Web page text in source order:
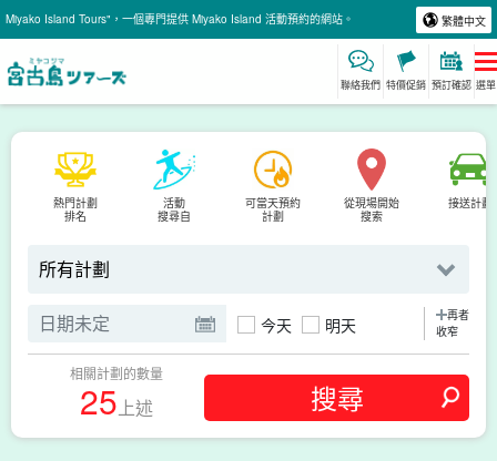
Miyako Island Tours"，一個專門提供 Miyako Island 活動預約的網站。 繁體中文
聯絡我們 特價促銷 預訂確認 選單
熱門計劃
排名
活動
搜尋自
可當天預約
計劃
從現場開始
搜索
接送計劃
今天 明天
再者
收窄
相關計劃的數量
25 上述